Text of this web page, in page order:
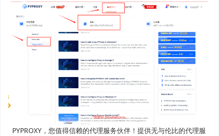
PYPROXY，您值得信赖的代理服务伙伴！提供无与伦比的代理服